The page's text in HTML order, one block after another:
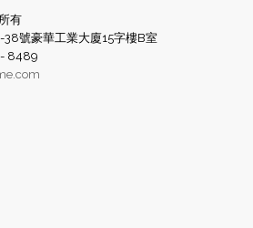
有
號豪華工業大廈15字樓B室
- 8489